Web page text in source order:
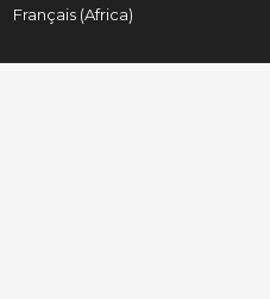
Français (Africa)